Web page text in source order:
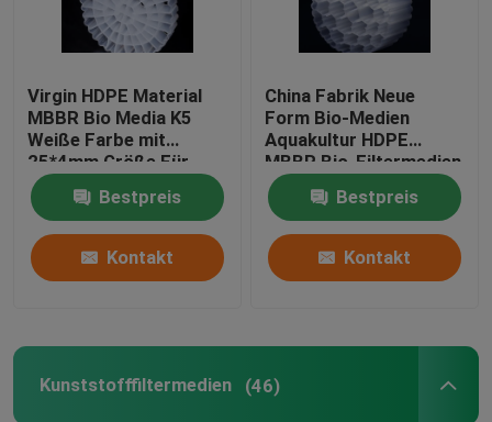
Virgin HDPE Material
MBBR Bio Media K5
Weiße Farbe mit
25*4mm Größe Für
IFAS Ausrüstung
Bestpreis
Kontakt
China Fabrik Neue
Form Bio-Medien
Aquakultur HDPE
MBBR Bio-Filtermedien
Biomasse Träger
schwimmende Medien
Bestpreis
Kontakt
Kunststofffiltermedien (46)